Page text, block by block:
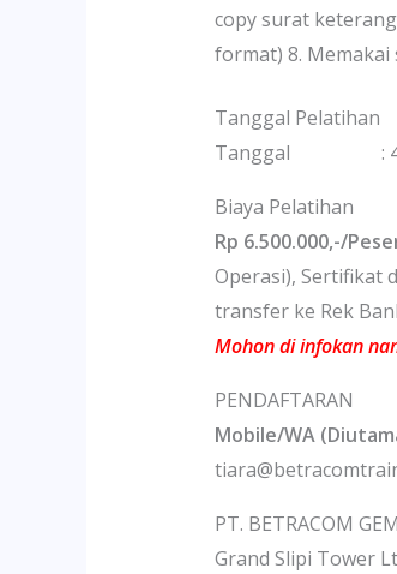
copy surat
format) 8.
Tanggal Pelatihan
Tanggal : 4
Biaya Pelatihan
Rp 6.500.000,-/
Operasi), Sertifikat
transfer ke Rek
Mohon di infokan
PENDAFTARAN
Mobile/WA
PT. BETRACOM
Grand Slipi Tower